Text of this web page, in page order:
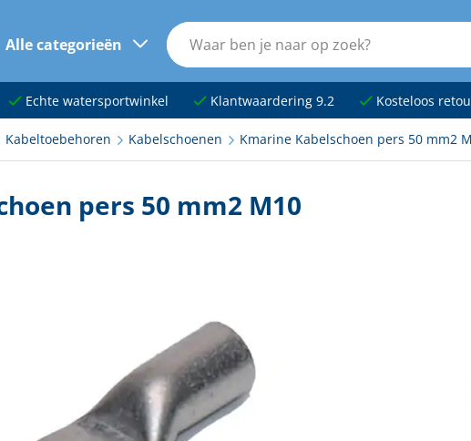
Alle categorieën
Echte watersportwinkel Klantwaardering 9.2 Kosteloos
Kabeltoebehoren Kabelschoenen Kmarine Kabelschoen pers 50 mm2
pers 50 mm2 M10